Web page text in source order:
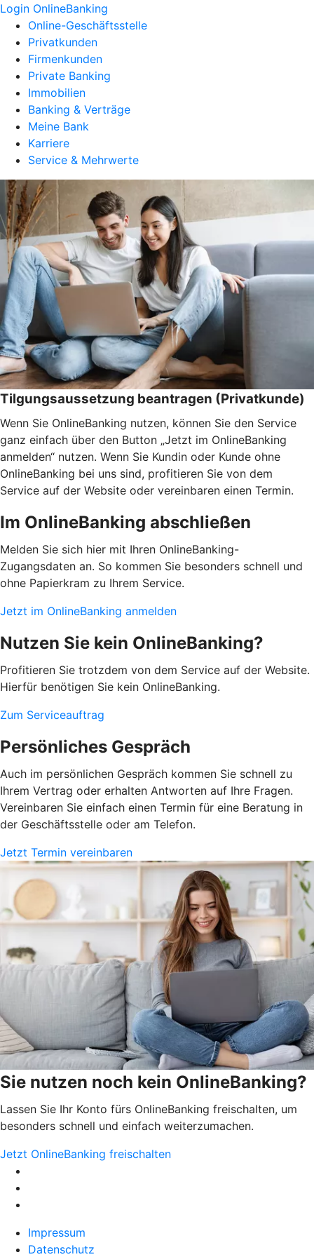
Login OnlineBanking
Online-Geschäftsstelle
Privatkunden
Firmenkunden
Private Banking
Immobilien
Banking & Verträge
Meine Bank
Karriere
Service & Mehrwerte
Tilgungsaussetzung beantragen (Privatkunde)
Wenn Sie OnlineBanking nutzen, können Sie den Service
ganz einfach über den Button „Jetzt im OnlineBanking
anmelden“ nutzen. Wenn Sie Kundin oder Kunde ohne
OnlineBanking bei uns sind, profitieren Sie von dem
Service auf der Website oder vereinbaren einen Termin.
Im OnlineBanking abschließen
Melden Sie sich hier mit Ihren OnlineBanking-
Zugangsdaten an. So kommen Sie besonders schnell und
ohne Papierkram zu Ihrem Service.
Jetzt im OnlineBanking anmelden
Nutzen Sie kein OnlineBanking?
Profitieren Sie trotzdem von dem Service auf der Website.
Hierfür benötigen Sie kein OnlineBanking.
Zum Serviceauftrag
Persönliches Gespräch
Auch im persönlichen Gespräch kommen Sie schnell zu
Ihrem Vertrag oder erhalten Antworten auf Ihre Fragen.
Vereinbaren Sie einfach einen Termin für eine Beratung in
der Geschäftsstelle oder am Telefon.
Jetzt Termin vereinbaren
Sie nutzen noch kein OnlineBanking?
Lassen Sie Ihr Konto fürs OnlineBanking freischalten, um
besonders schnell und einfach weiterzumachen.
Jetzt OnlineBanking freischalten
Impressum
Datenschutz